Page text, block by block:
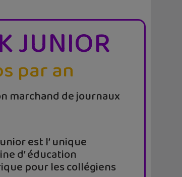
JUNIOR
par an
marchand de journaux
est l’ unique
d’ éducation
pour les collégiens